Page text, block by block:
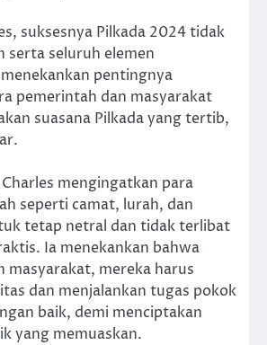
suksesnya Pilkada 2024 tidak
serta seluruh elemen
pentingnya
pemerintah dan masyarakat
suasana Pilkada yang tertib,
mengingatkan para
seperti camat, lurah, dan
tetap netral dan tidak terlibat
Ia menekankan bahwa
masyarakat, mereka harus
dan menjalankan tugas pokok
baik, demi menciptakan
yang memuaskan.